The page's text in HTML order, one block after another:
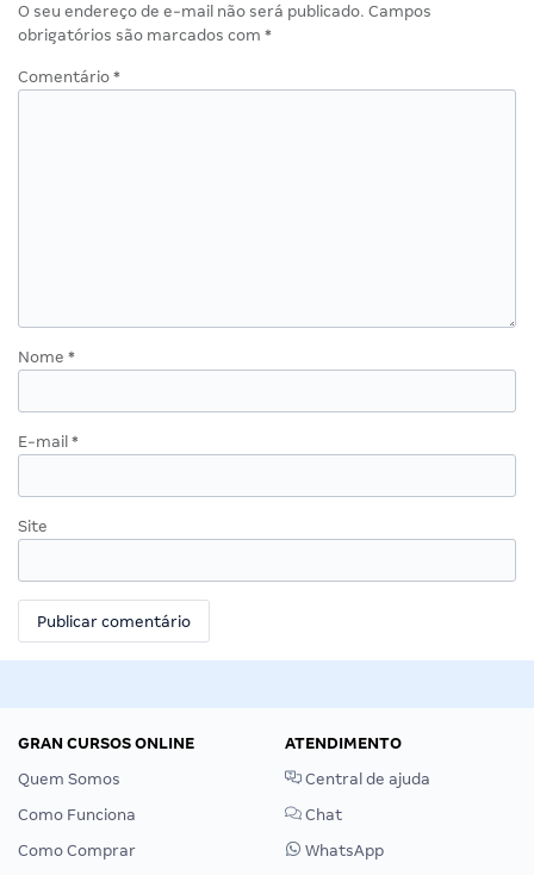
O seu endereço de e-mail não será publicado. Campos
obrigatórios são marcados com *
Comentário *
Nome *
E-mail *
Site
GRAN CURSOS ONLINE
Quem Somos
Como Funciona
Como Comprar
ATENDIMENTO
Central de ajuda
Chat
WhatsApp